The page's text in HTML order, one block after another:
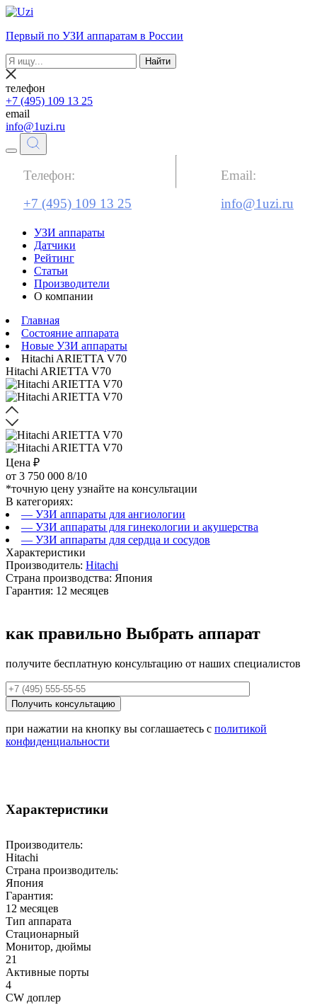
Первый по УЗИ аппаратам в России
Найти
телефон
+7 (495) 109 13 25
email
info@1uzi.ru
Телефон:
+7 (495) 109 13 25
Email:
info@1uzi.ru
УЗИ аппараты
Датчики
Рейтинг
Статьи
Производители
О компании
Главная
Состояние аппарата
Новые УЗИ аппараты
Hitachi ARIETTA V70
Hitachi ARIETTA V70
Цена ₽
от 3 750 000 8/10
*точную цену узнайте на консультации
В категориях:
— УЗИ аппараты для ангиологии
— УЗИ аппараты для гинекологии и акушерства
— УЗИ аппараты для сердца и сосудов
Характеристики
Производитель: Hitachi
Страна производства: Япония
Гарантия: 12 месяцев
как правильно Выбрать аппарат
получите бесплатную консультацию от наших специалистов
при нажатии на кнопку вы соглашаетесь с политикой
конфиденциальности
Характеристики
Производитель:
Hitachi
Страна производитель:
Япония
Гарантия:
12 месяцев
Тип аппарата
Стационарный
Монитор, дюймы
21
Активные порты
4
CW доплер